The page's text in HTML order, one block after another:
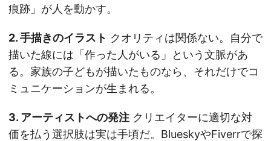
痕跡」が人を動かす。
2. 手描きのイラスト クオリティは関係ない。自分で
描いた線には「作った人がいる」という文脈があ
る。家族の子どもが描いたものなら、それだけでコ
ミュニケーションが生まれる。
3. アーティストへの発注 クリエイターに適切な対
価を払う選択肢は実は手頃だ。BlueskyやFiverrで探